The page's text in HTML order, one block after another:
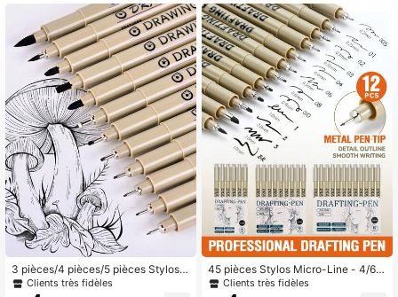
4.91 1.1K Suiveurs
4.91 1.1K Suiveurs
4.91 1.1K Suiveurs
4.91 1.1K Suiveurs
3 pièces/4 pièces/5 pièces Stylos à
ligne fine micro pour la peinture et
l'art, stylos à aiguille de dessin conv
Clients très fidèles
45 pièces Stylos Micro-Line - 4/6/
9/12/18/21 pièces Stylos feutres noi
rs multifonctions à pointe fine (21 st
Clients très fidèles